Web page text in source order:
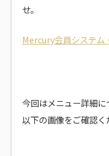
せ。
Mercury会員システム
今回はメニュー詳細に
以下の画像をご確認く